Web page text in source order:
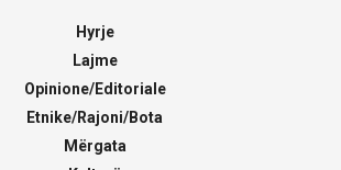
Hyrje
Lajme
Opinione/Editoriale
Etnike/Rajoni/Bota
Mërgata